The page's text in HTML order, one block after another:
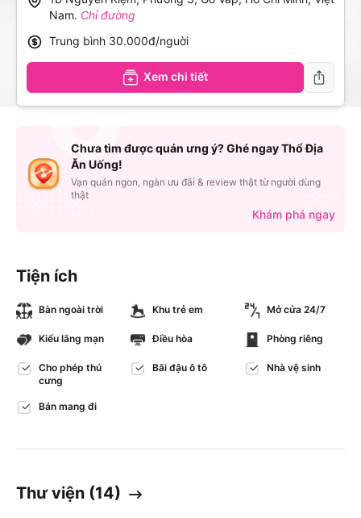
Tiện ích
Bàn ngoài trời Khu trẻ em Mở cửa 24/7
Kiểu lãng mạn Điều hòa Phòng riêng
Cho phép thú
cưng
Bãi đậu ô tô Nhà vệ sinh
Bán mang đi
Thư viện (14)
Nam. Chỉ đường
Trung bình 30.000đ/nguời
Xem chi tiết
Chưa tìm được quán ưng ý? Ghé ngay Thổ Địa
Ăn Uống!
Vạn quán ngon, ngàn ưu đãi & review thật từ người dùng
thật
Khám phá ngay